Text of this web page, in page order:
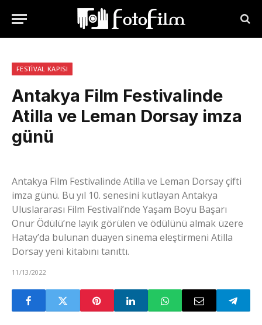
FESTIVAL KAPISI
Antakya Film Festivalinde
Atilla ve Leman Dorsay imza
günü
Antakya Film Festivalinde Atilla ve Leman Dorsay çifti
imza günü. Bu yıl 10. senesini kutlayan Antakya
Uluslararası Film Festivali’nde Yaşam Boyu Başarı
Onur Ödülü’ne layık görülen ve ödülünü almak üzere
Hatay’da bulunan duayen sinema eleştirmeni Atilla
Dorsay yeni kitabını tanıttı.
11/13/2022